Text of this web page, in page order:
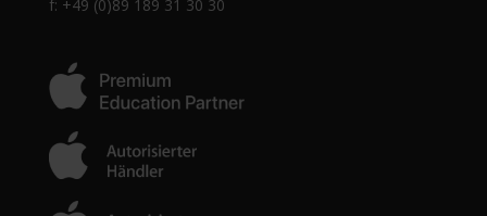
f: +49 (0)89 189 31 30 30